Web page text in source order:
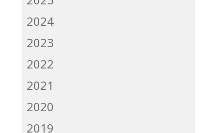
2024
2023
2022
2021
2020
2019